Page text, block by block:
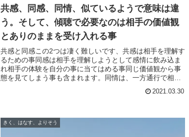
共感、同感、同情、似ているようで意味は違
う。そして、傾聴で必要なのは相手の価値観
とありのままを受け入れる事
共感と同感この2つは凄く難しいです、共感は相手を理解す
るための事同感は相手を理解しようとして感情に飲み込ま
れ相手の体験を自分の事に当てはめる事同じ価値観から事
態を見てしまう事も含まれます。同情は、一方通行で相手
くない事が起きます。この意味を覚えて傾聴に臨みたいで
2021.03.30
きく、はなす、よりそう